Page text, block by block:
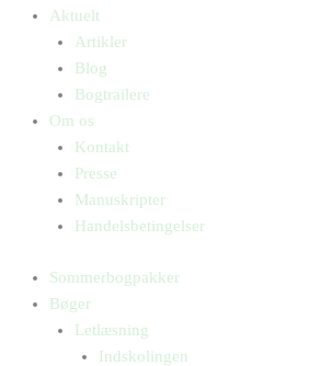
Aktuelt
Artikler
Blog
Bogtrailere
Om os
Kontakt
Presse
Manuskripter
Handelsbetingelser
Sommerbogpakker
Bøger
Letlæsning
Indskolingen